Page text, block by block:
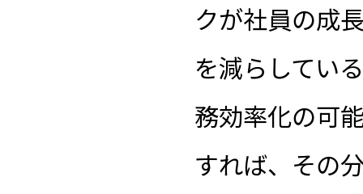
クが社員の成
を減らしてい
務効率化の可
すれば、その